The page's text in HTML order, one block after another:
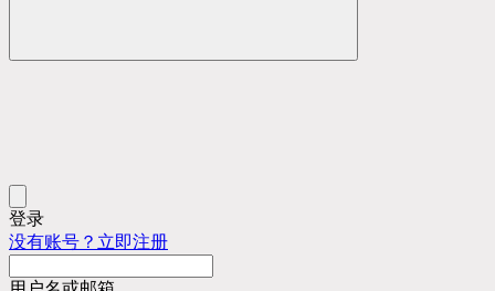
登录
没有账号？立即注册